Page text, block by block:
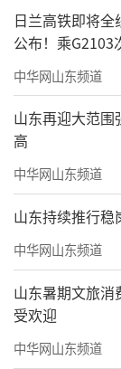
日兰高铁即将
公布！乘G2103
时到达
中华网山东频道
山东再迎大范
高
中华网山东频道
山东持续推行稳
中华网山东频道
山东暑期文旅
受欢迎
中华网山东频道